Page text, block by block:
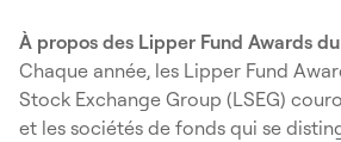
À propos des Lipper Fund Awards du
Chaque année, les Lipper Fund
Stock Exchange Group (LSEG)
et les sociétés de fonds qui se